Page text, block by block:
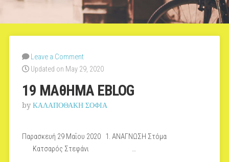
Leave a Comment
Updated on May 29, 2020
19 MAθHMA ΕBLOG
by ΚΑΛΑΠΟΘΑΚΗ ΣΟΦΙΑ
Παρασκευή 29 Μαΐου 2020 1. ΑΝΑΓΝΩΣΗ Στόμα
Κατσαρός Στεφάνι …